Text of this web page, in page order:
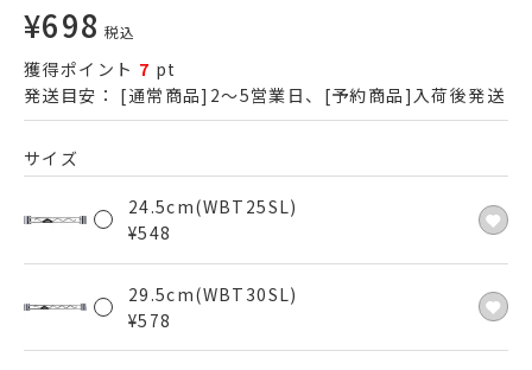
¥698 税込
獲得ポイント 7 pt
発送目安： [通常商品]2～5営業日、[予約商品]入荷後発送
サイズ
24.5cm(WBT25SL)
¥548
29.5cm(WBT30SL)
¥578